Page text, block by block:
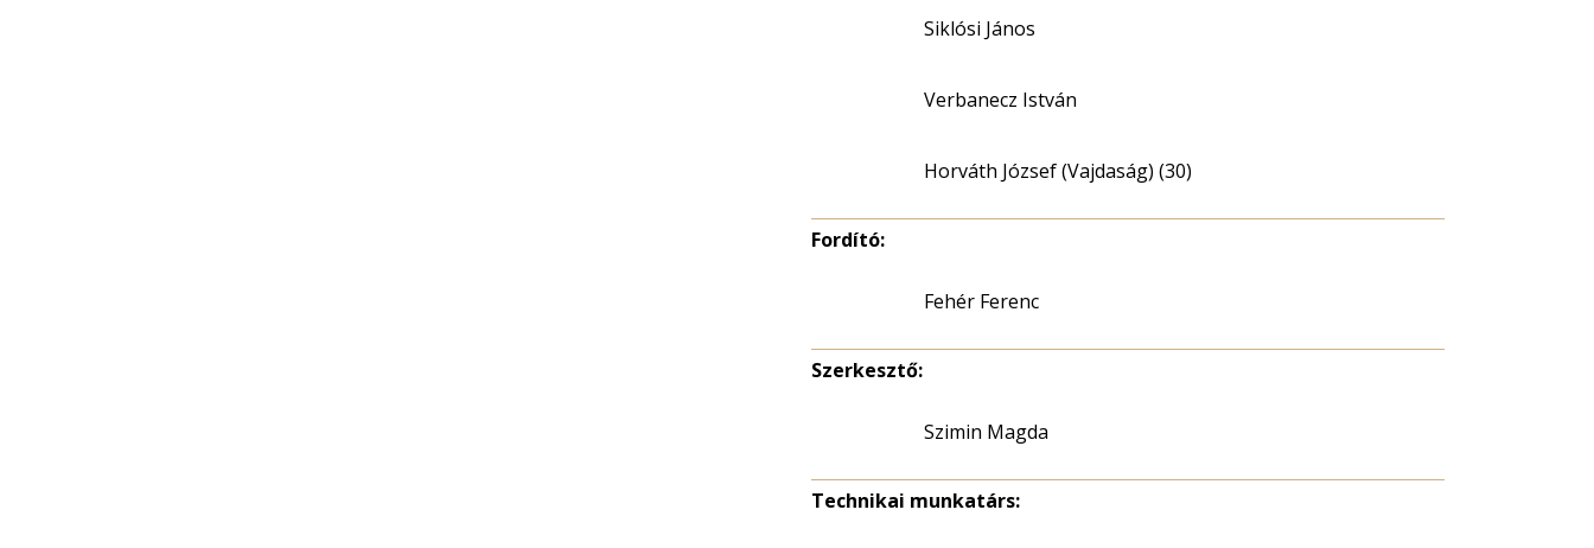
Siklósi János
Verbanecz István
Horváth József (Vajdaság) (30)
Fordító:
Fehér Ferenc
Szerkesztő:
Szimin Magda
Technikai munkatárs: